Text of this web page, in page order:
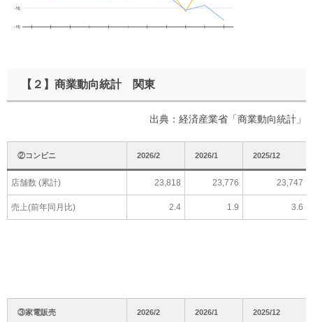
【２】商業動向統計 関東
出典：経済産業省「商業動向統計」
②コンビニ 2026/2 2026/1 2025/12
店舗数 (累計) 23,818 23,776 23,747
売上(前年同月比) 2.4 1.9 3.6
③家電販売 2026/2 2026/1 2025/12